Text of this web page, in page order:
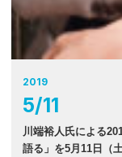
2019
5/11
川端裕人氏による
語る」を5月11日（